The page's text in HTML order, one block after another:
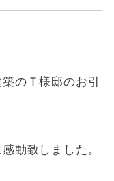
のＴ様邸のお引
動致しました。